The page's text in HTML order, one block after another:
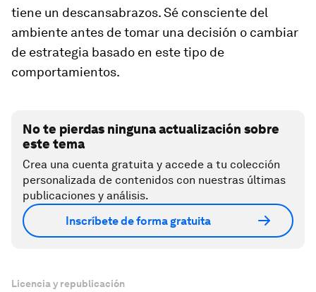
tiene un descansabrazos. Sé consciente del
ambiente antes de tomar una decisión o cambiar
de estrategia basado en este tipo de
comportamientos.
No te pierdas ninguna actualización sobre
este tema
Crea una cuenta gratuita y accede a tu colección
personalizada de contenidos con nuestras últimas
publicaciones y análisis.
Inscríbete de forma gratuita
Licencia y republicación